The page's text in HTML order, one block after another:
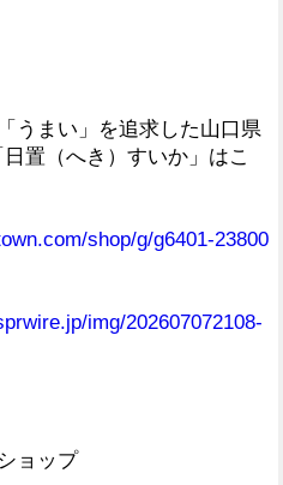
うまい」を追求した山口県
置（へき）すいか」はこ
shop/g/g6401-23800
img/202607072108-
ョップ